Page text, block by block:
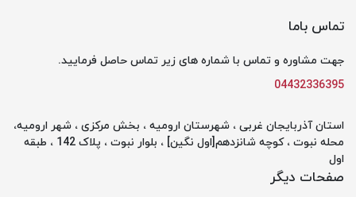
تماس باما
جهت مشاوره و تماس با شماره های زیر تماس حاصل فرمایید.
04432336395
استان آذربایجان غربی ، شهرستان ارومیه ، بخش مرکزی ، شهر ارومیه،
محله نبوت ، کوچه شانزدهم[اول نگین] ، بلوار نبوت ، پلاک 142 ، طبقه
اول
صفحات دیگر